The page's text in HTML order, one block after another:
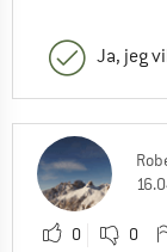
Ja, jeg
0 0